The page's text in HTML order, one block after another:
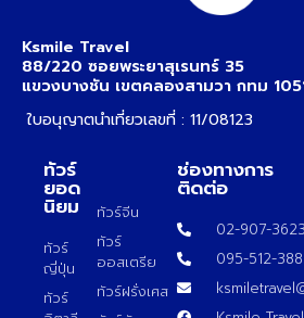
Ksmile Travel
88/220 ซอยพระยาสุเรนทร์ 35
แขวงบางชัน เขตคลองสามวา กทม
ใบอนุญาตนำเที่ยวเลขที่ : 11/08123
ทัวร์
ยอด
นิยม
ทัวร์
ญี่ปุ่น
ทัวร์
ทัวร์จีน
ทัวร์
ออสเตรีย
ทัวร์ฝรั่งเศส
ช่องทางการ
ติดต่อ
02-907-3623
095-512-